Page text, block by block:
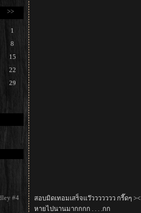
>>
1
8
15
22
29
#4
สอบมิดเทอมเสร็จแว๊ววววววว กรี๊ดๆ ><
หายไปนานมากกกก . . . .กก